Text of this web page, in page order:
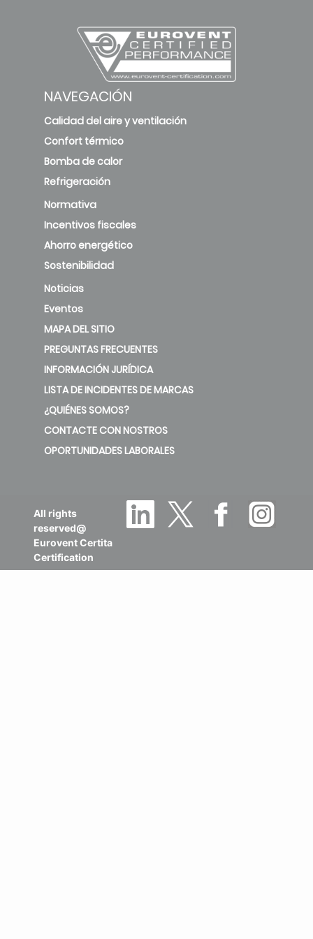
NAVEGACIÓN
Calidad del aire y ventilación
Confort térmico
Bomba de calor
Refrigeración
Normativa
Incentivos fiscales
Ahorro energético
Sostenibilidad
Noticias
Eventos
MAPA DEL SITIO
PREGUNTAS FRECUENTES
INFORMACIÓN JURÍDICA
LISTA DE INCIDENTES DE MARCAS
¿QUIÉNES SOMOS?
CONTACTE CON NOSTROS
OPORTUNIDADES LABORALES
reserved@
Eurovent Certita
Certification